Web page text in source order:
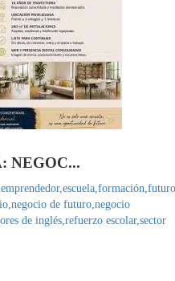
NEGOC...
emprendedor,escuela,formación,
negocio de futuro,negocio
de inglés,refuerzo escolar,sector